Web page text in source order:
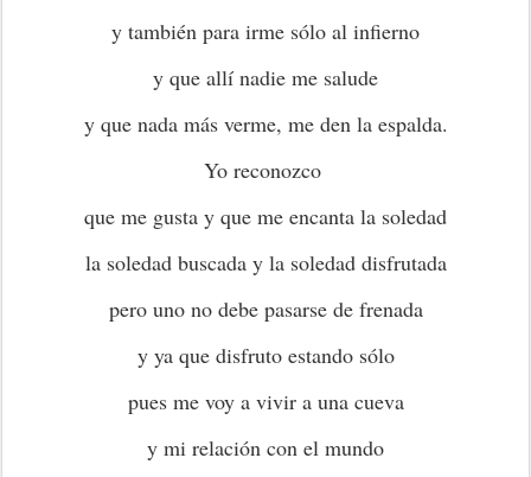
y también para irme sólo al infierno
y que allí nadie me salude
y que nada más verme, me den la espalda.
Yo reconozco
que me gusta y que me encanta la soledad
la soledad buscada y la soledad disfrutada
pero uno no debe pasarse de frenada
y ya que disfruto estando sólo
pues me voy a vivir a una cueva
y mi relación con el mundo